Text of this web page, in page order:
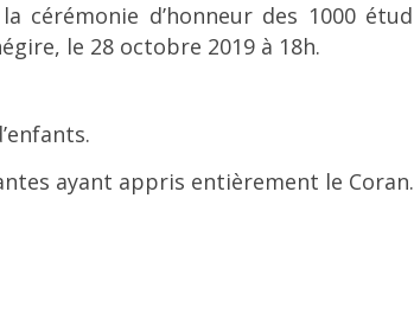
d’honneur des 1000
le 28 octobre 2019 à 18h.
ayant appris entièrement le Coran.